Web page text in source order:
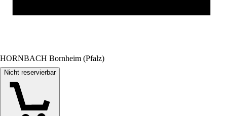
HORNBACH Bornheim (Pfalz)
Nicht reservierbar